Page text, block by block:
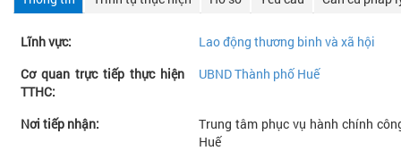
Lĩnh vực:
Lao động thương binh và xã hội
Cơ quan trực tiếp thực hiện
TTHC:
UBND Thành phố Huế
Nơi tiếp nhận:
Trung tâm phục vụ hành chính
Huế